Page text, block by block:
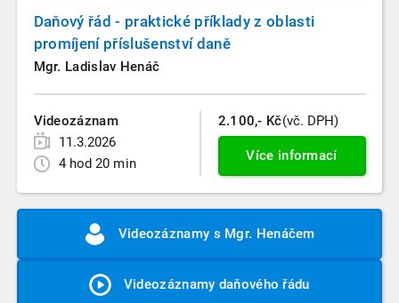
Daňový řád - praktické příklady z oblasti
promíjení příslušenství daně
Mgr. Ladislav Henáč
Videozáznam
11.3.2026
4 hod 20 min
2.100,- Kč(vč. DPH)
Více informací
Videozáznamy s Mgr. Henáčem
Videozáznamy daňového řádu